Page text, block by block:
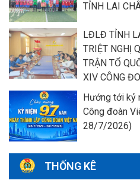
TỈNH LAI
LĐLĐ TỈNH
TRIỆT NGHỊ
TRẬN TỔ
XIV CÔNG
Hướng tới kỷ
Công đoàn
28/7/2026)
THỐNG KÊ